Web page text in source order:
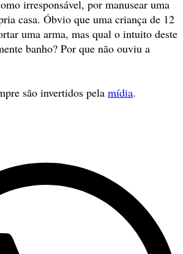
irresponsável, por manusear uma
casa. Óbvio que uma criança de 12
uma arma, mas qual o intuito deste
banho? Por que não ouviu a
são invertidos pela mídia.